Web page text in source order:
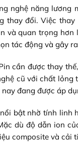
nghệ năng lương
thay đổi. Việc
và quan trọng
tác động và gây
cần được thay
cũ với chất
đang được áp
bật nhờ tính
dù độ dẫn ion
composite và cải